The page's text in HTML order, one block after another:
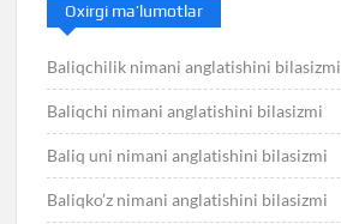
Oxirgi ma’lumotlar
Baliqchilik nimani anglatishini bilasizmi
Baliqchi nimani anglatishini bilasizmi
Baliq uni nimani anglatishini bilasizmi
Baliqko’z nimani anglatishini bilasizmi